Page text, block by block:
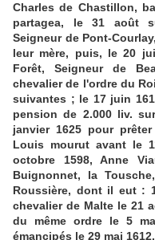
Charles de Chastillon,
partagea, le 31 août
Seigneur de Pont-
leur mère, puis, le 20
Forêt, Seigneur de
chevalier de l'ordre du
suivantes ; le 17 juin
pension de 2.000 liv.
janvier 1625 pour
Louis mourut avant le
octobre 1598, Anne
Buignonnet, la
Roussière, dont il eut :
chevalier de Malte le 21
du même ordre le 5
émancipés le 29 mai 1612.